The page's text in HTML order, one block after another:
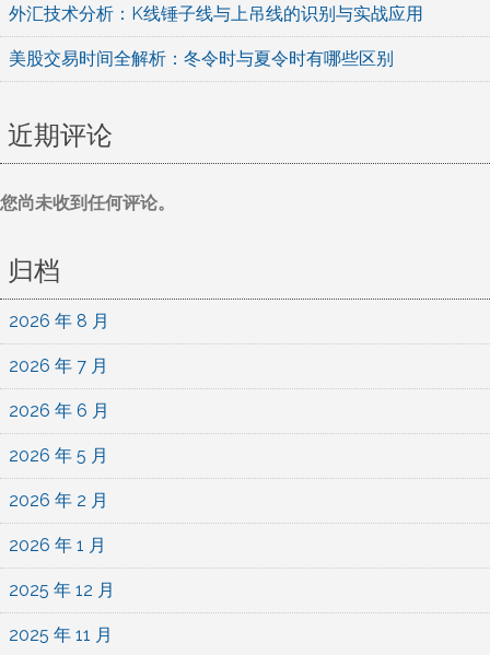
外汇技术分析：K线锤子线与上吊线的识别与实战应用
美股交易时间全解析：冬令时与夏令时有哪些区别
近期评论
您尚未收到任何评论。
归档
2026 年 8 月
2026 年 7 月
2026 年 6 月
2026 年 5 月
2026 年 2 月
2026 年 1 月
2025 年 12 月
2025 年 11 月